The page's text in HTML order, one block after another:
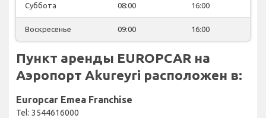
Суббота 08:00 16:00
Воскресенье 09:00 16:00
Пункт аренды EUROPCAR на
Аэропорт Akureyri расположен в:
Europcar Emea Franchise
Tel: 3544616000